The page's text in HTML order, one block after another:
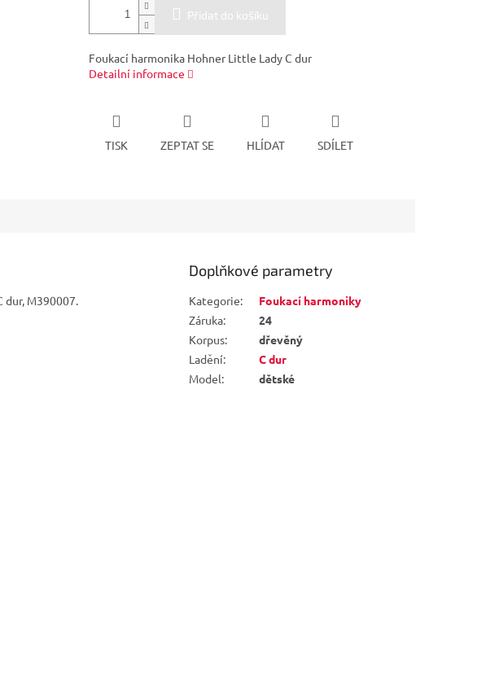
Přidat do košíku
Foukací harmonika Hohner Little Lady C dur
Detailní informace
TISK ZEPTAT SE HLÍDAT SDÍLET
dur, M390007.
Doplňkové parametry
Kategorie:
Foukací harmoniky
Záruka:
24
Korpus:
dřevěný
Ladění:
C dur
Model: dětské